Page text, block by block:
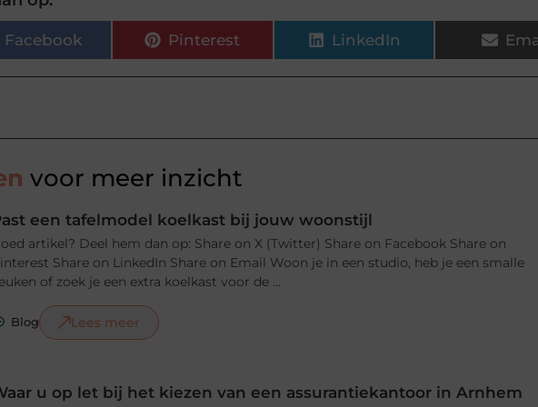
Facebook Pinterest LinkedIn
voor meer inzicht
een tafelmodel koelkast bij jouw woonstijl
artikel? Deel hem dan op: Share on X (Twitter) Share on Facebook Share on
Share on LinkedIn Share on Email Woon je in een studio, heb je een smalle
of zoek je een extra koelkast voor de ...
Blog Lees meer
u op let bij het kiezen van een assurantiekantoor in Arnhem